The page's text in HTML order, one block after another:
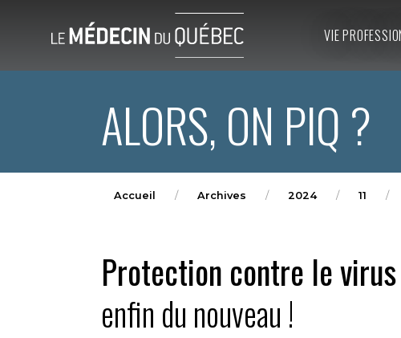
VIE
ALORS, ON PIQ ?
Accueil Archives 2024 11
Protection contre le
enfin du nouveau !